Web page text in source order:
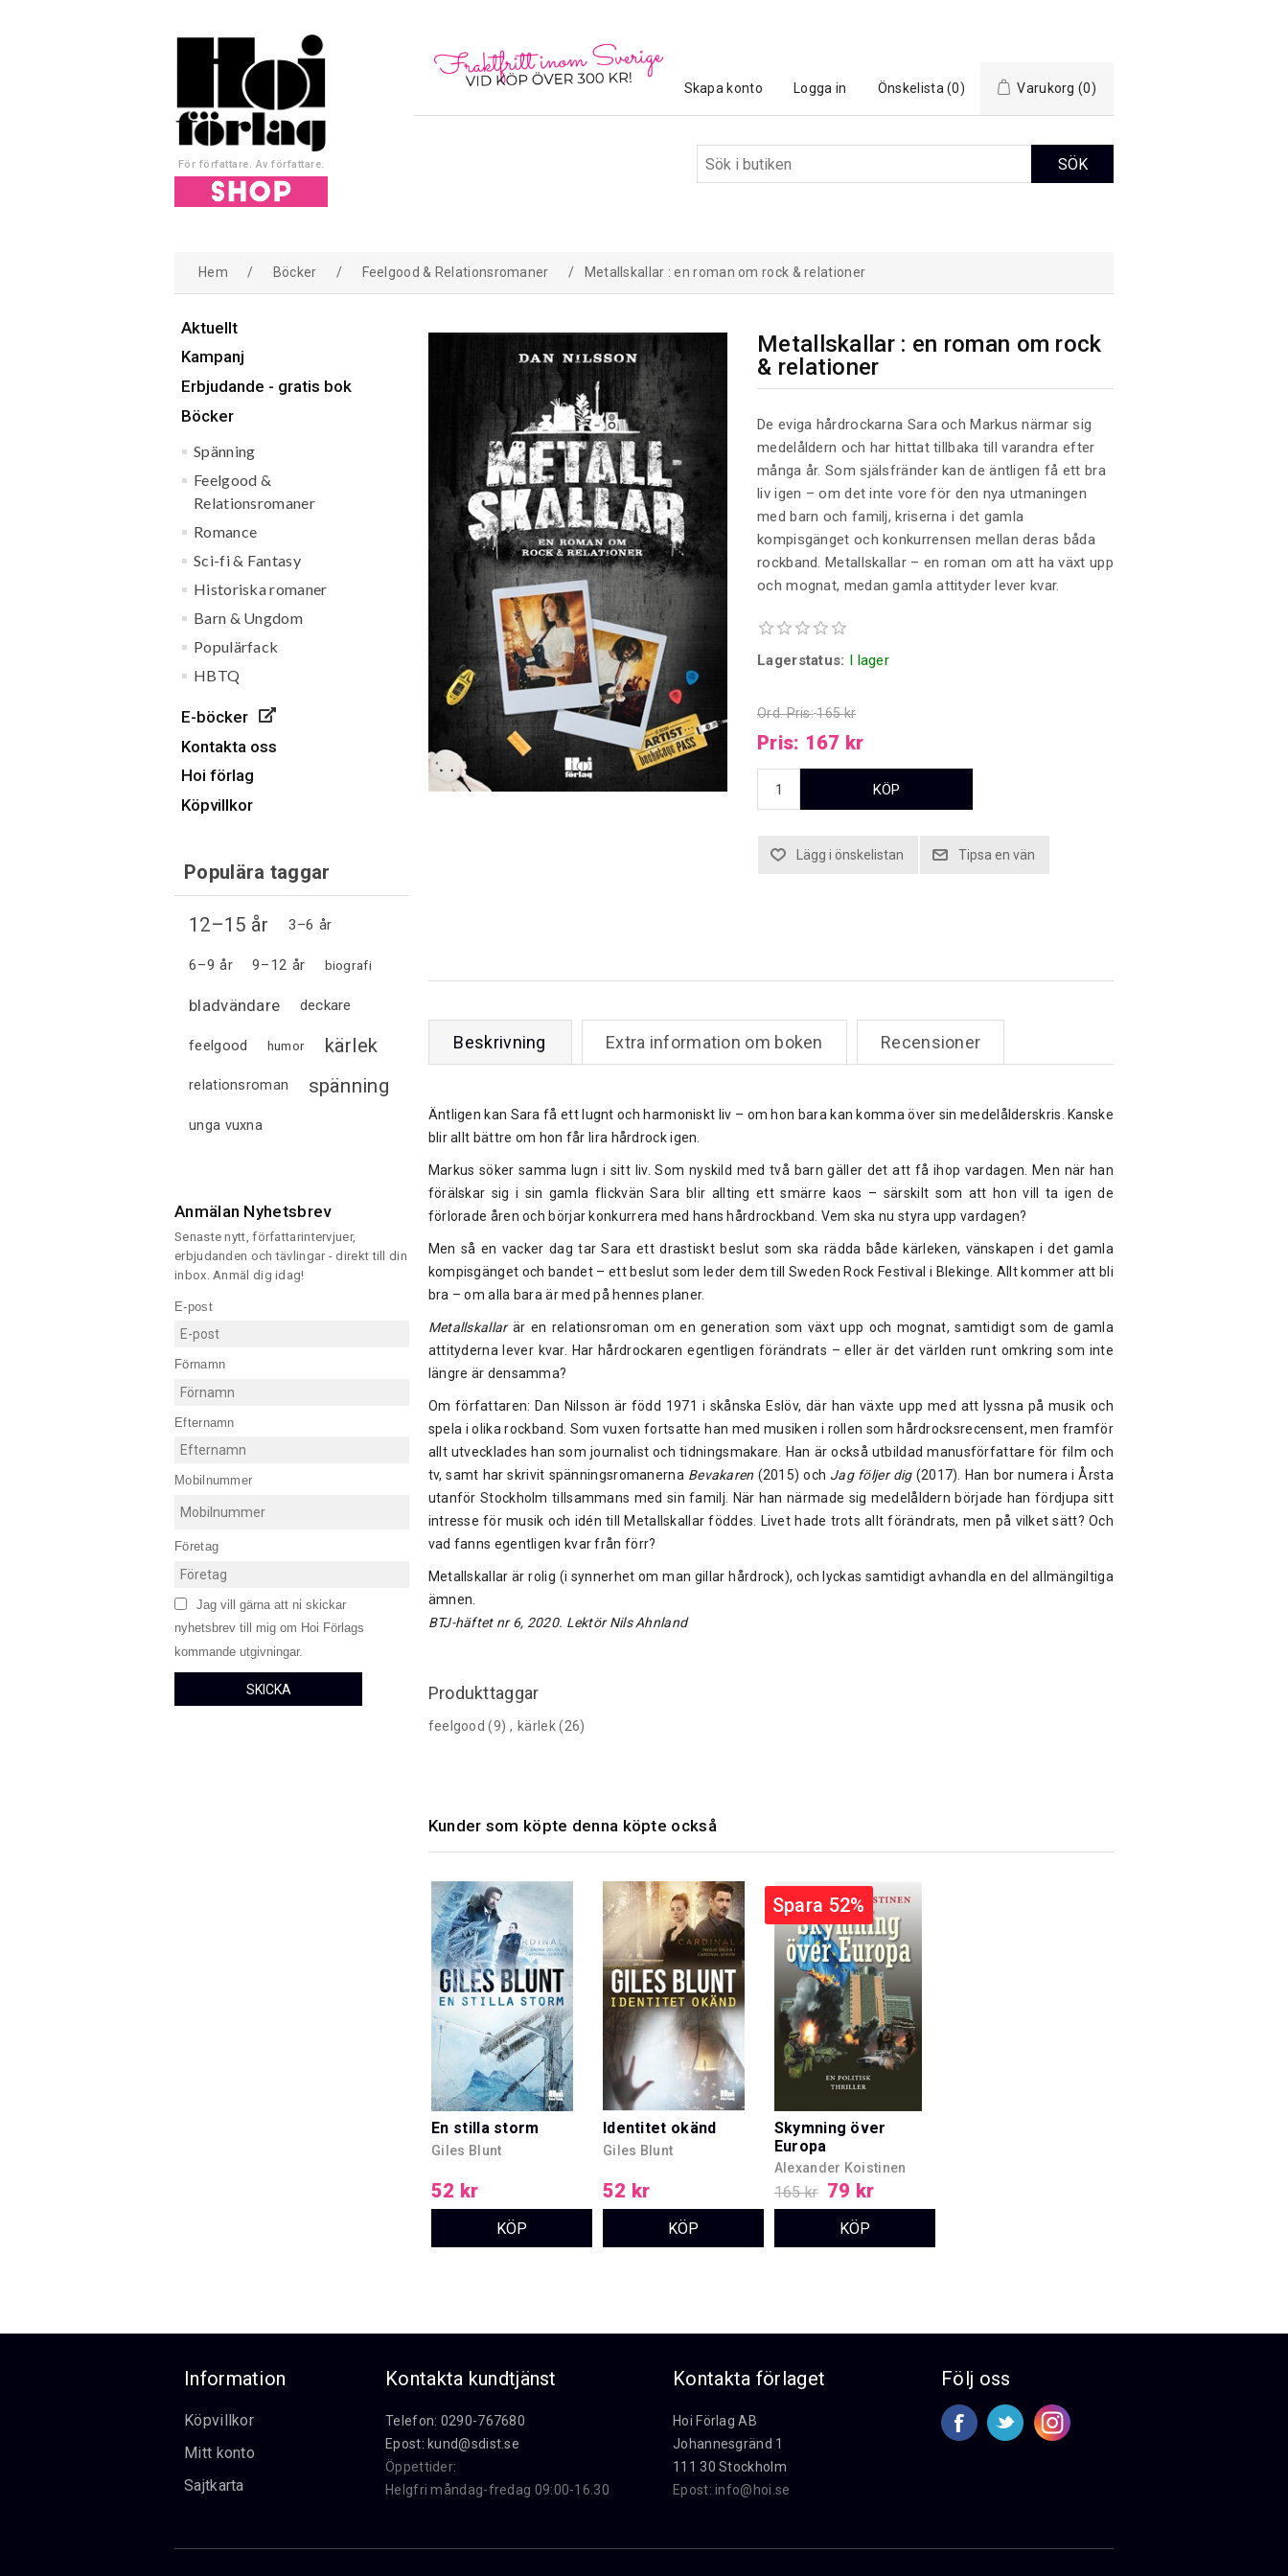
För författare. Av författare.
Skapa konto Logga in Önskelista (0) Varukorg (0)
Hem / Böcker / Feelgood & Relationsromaner / Metallskallar : en roman om rock & relationer
Aktuellt
Kampanj
Erbjudande - gratis bok
Böcker
Spänning
Feelgood &
Relationsromaner
Romance
Sci-fi & Fantasy
Historiska romaner
Barn & Ungdom
Populärfack
HBTQ
E-böcker
Kontakta oss
Hoi förlag
Köpvillkor
Populära taggar
12–15 år 3–6 år
6–9 år 9–12 år biografi
bladvändare deckare
feelgood humor kärlek
relationsroman spänning
unga vuxna
Anmälan Nyhetsbrev
Senaste nytt, författarintervjuer,
erbjudanden och tävlingar - direkt till din
inbox. Anmäl dig idag!
E-post
Förnamn
Efternamn
Mobilnummer
Företag
Jag vill gärna att ni skickar
nyhetsbrev till mig om Hoi Förlags
kommande utgivningar.
SKICKA
Metallskallar : en roman om rock
& relationer
De eviga hårdrockarna Sara och Markus närmar sig
medelåldern och har hittat tillbaka till varandra efter
många år. Som själsfränder kan de äntligen få ett bra
liv igen – om det inte vore för den nya utmaningen
med barn och familj, kriserna i det gamla
kompisgänget och konkurrensen mellan deras båda
rockband. Metallskallar – en roman om att ha växt upp
och mognat, medan gamla attityder lever kvar.
Lagerstatus: I lager
Ord. Pris: 165 kr
Pris: 167 kr
Beskrivning Extra information om boken Recensioner
Äntligen kan Sara få ett lugnt och harmoniskt liv – om hon bara kan komma över sin medelålderskris. Kanske
blir allt bättre om hon får lira hårdrock igen.
Markus söker samma lugn i sitt liv. Som nyskild med två barn gäller det att få ihop vardagen. Men när han
förälskar sig i sin gamla flickvän Sara blir allting ett smärre kaos – särskilt som att hon vill ta igen de
förlorade åren och börjar konkurrera med hans hårdrockband. Vem ska nu styra upp vardagen?
Men så en vacker dag tar Sara ett drastiskt beslut som ska rädda både kärleken, vänskapen i det gamla
kompisgänget och bandet – ett beslut som leder dem till Sweden Rock Festival i Blekinge. Allt kommer att bli
bra – om alla bara är med på hennes planer.
Metallskallarär en relationsroman om en generation som växt upp och mognat, samtidigt som de gamla
attityderna lever kvar. Har hårdrockaren egentligen förändrats – eller är det världen runt omkring som inte
längre är densamma?
Om författaren: Dan Nilsson är född 1971 i skånska Eslöv, där han växte upp med att lyssna på musik och
spela i olika rockband. Som vuxen fortsatte han med musiken i rollen som hårdrocksrecensent, men framför
allt utvecklades han som journalist och tidningsmakare. Han är också utbildad manusförfattare för film och
tv, samt har skrivit spänningsromanerna Bevakaren (2015) och Jag följer dig(2017). Han bor numera i Årsta
utanför Stockholm tillsammans med sin familj. När han närmade sig medelåldern började han fördjupa sitt
intresse för musik och idén till Metallskallar föddes. Livet hade trots allt förändrats, men på vilket sätt? Och
vad fanns egentligen kvar från förr?
Metallskallar är rolig (i synnerhet om man gillar hårdrock), och lyckas samtidigt avhandla en del allmängiltiga
ämnen.
BTJ-häftet nr 6, 2020. Lektör Nils Ahnland
Produkttaggar
feelgood (9) , kärlek (26)
Kunder som köpte denna köpte också
En stilla storm
Giles Blunt
52 kr
Identitet okänd
Giles Blunt
52 kr
Spara 52%
Skymning över
Europa
Alexander Koistinen
165 kr 79 kr
Information
Köpvillkor
Mitt konto
Sajtkarta
Kontakta kundtjänst
Telefon: 0290-767680
Epost: kund@sdist.se
Öppettider:
Helgfri måndag-fredag 09:00-16.30
Kontakta förlaget
Hoi Förlag AB
Johannesgränd 1
111 30 Stockholm
Epost:info@hoi.se
Följ oss